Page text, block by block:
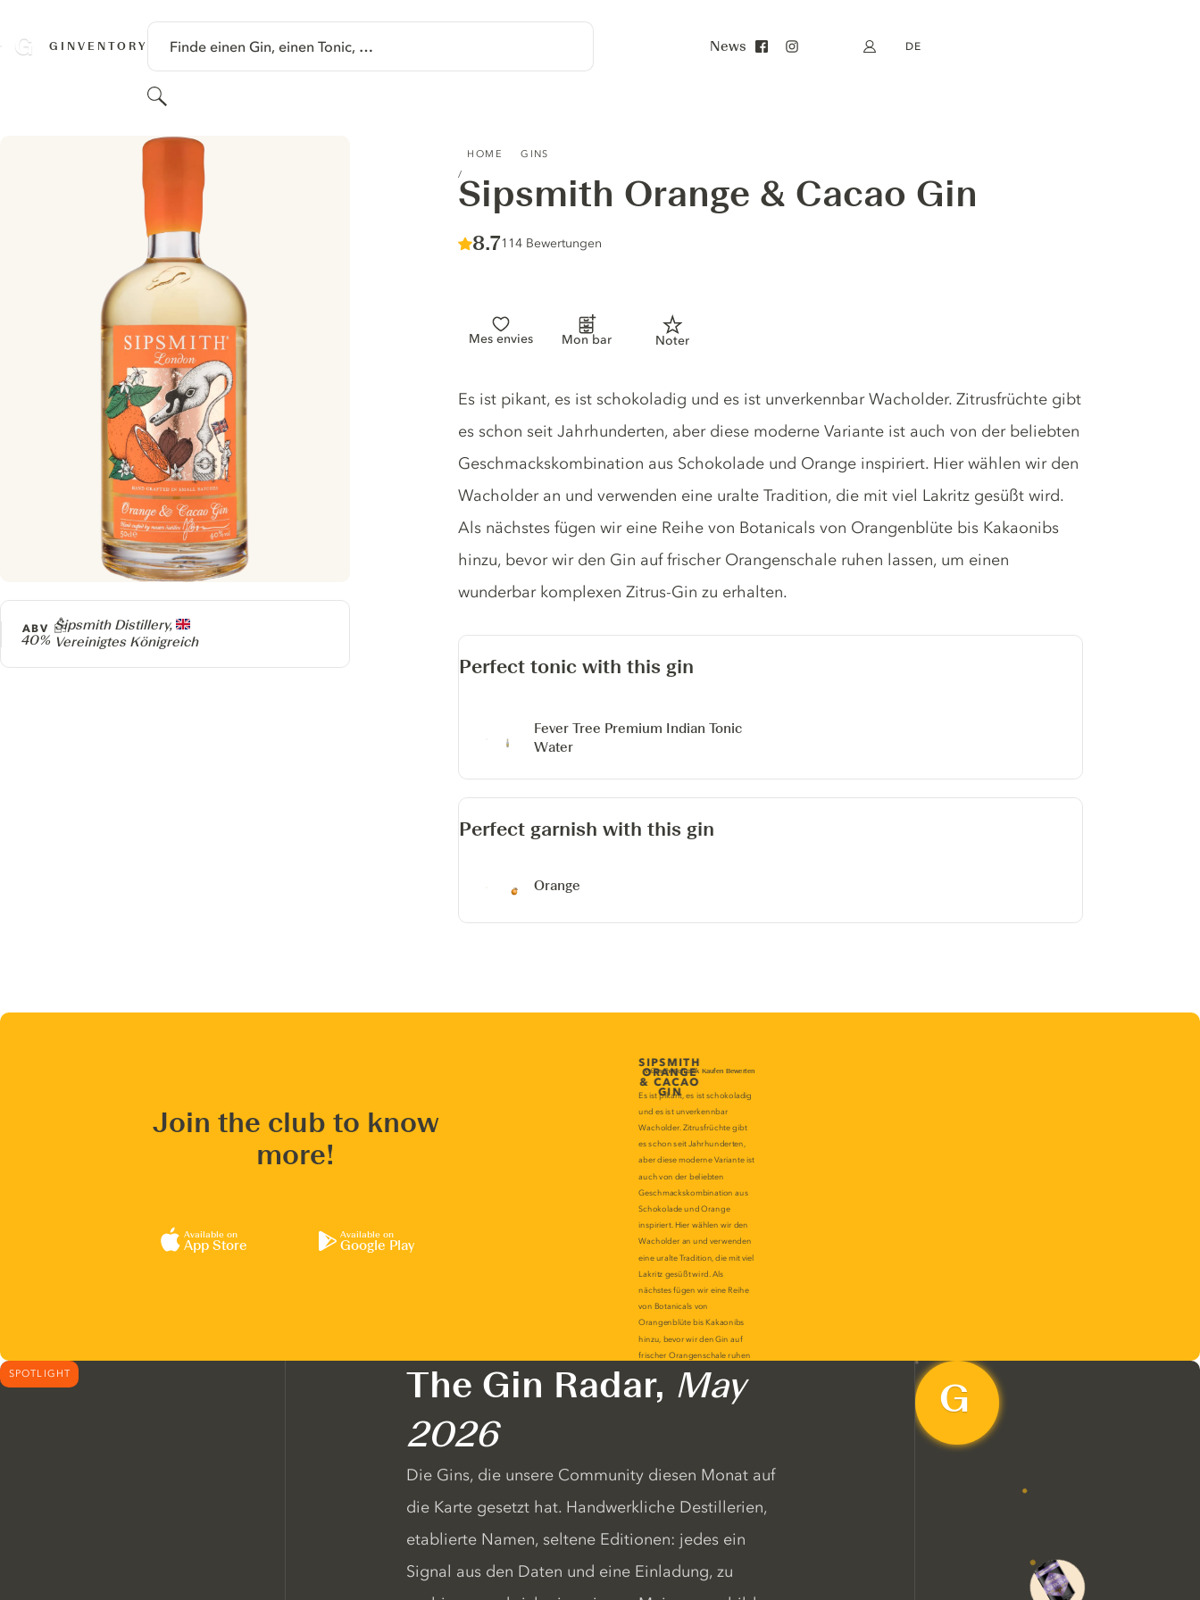
GINVENTORY Finde einen Gin, einen Tonic, …
Suchen
News Mein Konto
DE
HOME GINS
Sipsmith Orange & Cacao Gin
Score :
8.7/ 10
114 Bewertungen
Mes envies Mon bar Noter
Producer
Sipsmith Distillery,
Vereinigtes Königreich
ABV
40%
Gin description
Es ist pikant, es ist schokoladig und es ist unverkennbar Wacholder. Zitrusfrüchte gibt
es schon seit Jahrhunderten, aber diese moderne Variante ist auch von der beliebten
Geschmackskombination aus Schokolade und Orange inspiriert. Hier wählen wir den
Wacholder an und verwenden eine uralte Tradition, die mit viel Lakritz gesüßt wird.
Als nächstes fügen wir eine Reihe von Botanicals von Orangenblüte bis Kakaonibs
hinzu, bevor wir den Gin auf frischer Orangenschale ruhen lassen, um einen
wunderbar komplexen Zitrus-Gin zu erhalten.
Perfect tonic with this gin
Fever Tree Premium Indian Tonic
Water
Perfect garnish with this gin
Orange
Join the club to know
more!
Available on
App Store
Available on
Google Play
SPOTLIGHT The Gin Radar, May
2026
Die Gins, die unsere Community diesen Monat auf
die Karte gesetzt hat. Handwerkliche Destillerien,
etablierte Namen, seltene Editionen: jedes ein
Signal aus den Daten und eine Einladung, zu